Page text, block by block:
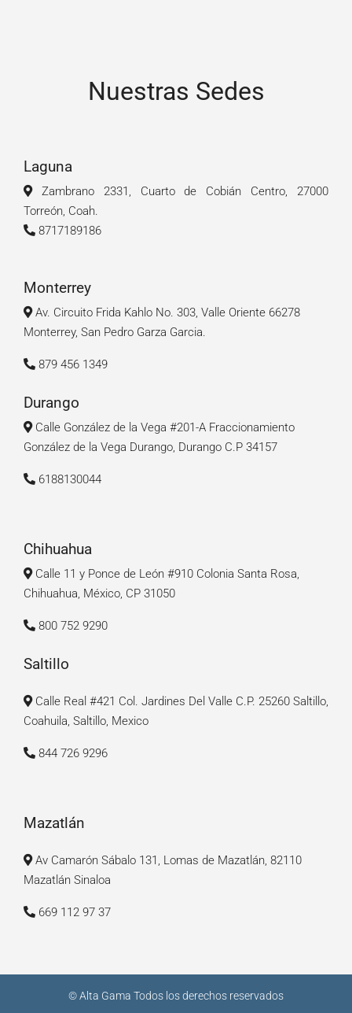
Nuestras Sedes
Laguna
Zambrano 2331, Cuarto de Cobián Centro, 27000
Torreón, Coah.
8717189186
Monterrey
Av. Circuito Frida Kahlo No. 303, Valle Oriente 66278
Monterrey, San Pedro Garza Garcia.
879 456 1349
Durango
Calle González de la Vega #201-A Fraccionamiento
González de la Vega Durango, Durango C.P 34157
6188130044
Chihuahua
Calle 11 y Ponce de León #910 Colonia Santa Rosa,
Chihuahua, México, CP 31050
800 752 9290
Saltillo
Calle Real #421 Col. Jardines Del Valle C.P. 25260 Saltillo,
Coahuila, Saltillo, Mexico
844 726 9296
Mazatlán
Av Camarón Sábalo 131, Lomas de Mazatlán, 82110
Mazatlán Sinaloa
669 112 97 37
© Alta Gama Todos los derechos reservados